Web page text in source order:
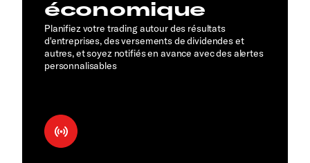
économique
Planifiez votre trading autour des résultats
d'entreprises, des versements de dividendes et
autres, et soyez notifiés en avance avec des alertes
personnalisables